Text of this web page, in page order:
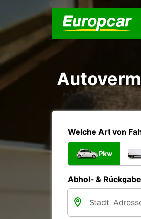
Welche Art von
Pkw
Abhol- &